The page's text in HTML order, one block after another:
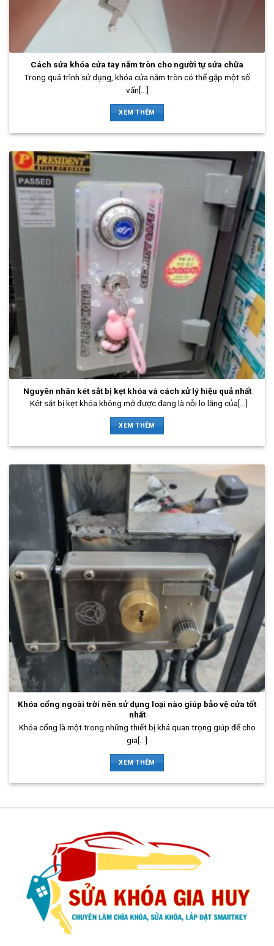
Cách sửa khóa cửa tay nắm tròn cho người tự sửa chữa
Trong quá trình sử dụng, khóa cửa nắm tròn có thể gặp một số
vấn[...]
XEM THÊM
Nguyên nhân két sắt bị kẹt khóa và cách xử lý hiệu quả nhất
Két sắt bị kẹt khóa không mở được đang là nỗi lo lắng của[...]
XEM THÊM
Khóa cổng ngoài trời nên sử dụng loại nào giúp bảo vệ cửa tốt
nhất
Khóa cổng là một trong những thiết bị khá quan trọng giúp để cho
gia[...]
XEM THÊM